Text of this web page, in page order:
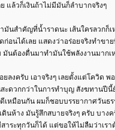
แล้วก็เงินถ้าไม่มีมันก็ลำบากจริงๆ
มันสำคัญที่น้ำราดนะ เส้นใครลวกก็
ก่อนได้เลย แสดงว่าอร่อยจริงทำขา
มันต้องตื่นมาทำมันใช้พลังงานมากเ
ยลงครับ เอาจริงๆ เลยตั้งแต่โควิด
ะดวกกว่าในการทำบุญ สังฆทานปีนี้
หมือนกัน ผมก็ชอบบรรยากาศวันธร
นห้าง มันรู้สึกสบายจริงๆ ครับ บาง
สาระทุกวันก็ได้ แต่ขอให้ไม่ลืมว่าเร